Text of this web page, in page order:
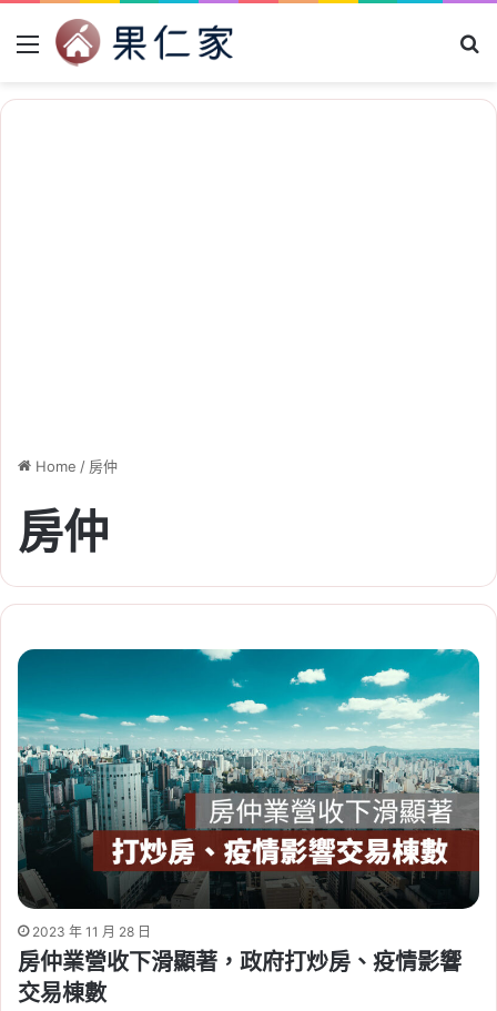
Menu
Home / 房仲
房仲
2023 年 11 月 28 日
房仲業營收下滑顯著，政府打炒房、疫情影響
交易棟數